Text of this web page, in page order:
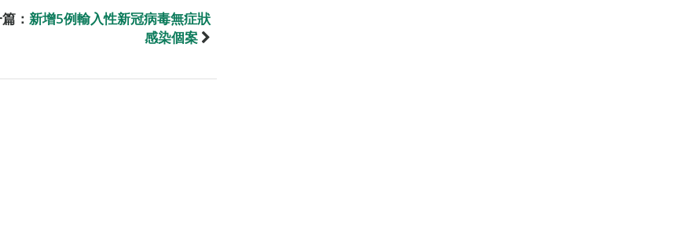
： 新增5例輸入性新冠病毒無症狀
感染個案